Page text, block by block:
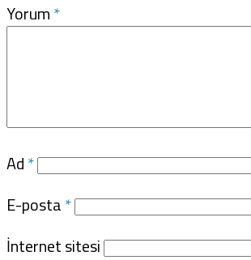
Yorum*
Ad*
E-posta*
İnternet sitesi